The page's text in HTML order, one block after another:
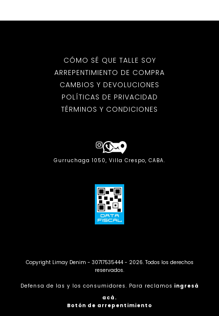
CÓMO SÉ QUE TALLE SOY
ARREPENTIMIENTO DE COMPRA
CAMBIOS Y DEVOLUCIONES
POLÍTICAS DE PRIVACIDAD
TÉRMINOS Y CONDICIONES
Gurruchaga 1050, Villa Crespo, CABA.
Copyright Limay Denim - 30717535444 - 2026. Todos los derechos
reservados.
Defensa de las y los consumidores. Para reclamos ingresá
acá.
Botón de arrepentimiento